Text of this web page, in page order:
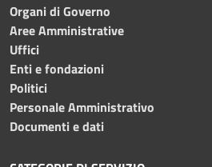
Organi di Governo
Aree Amministrative
Uffici
Enti e fondazioni
Politici
Personale Amministrativo
Documenti e dati